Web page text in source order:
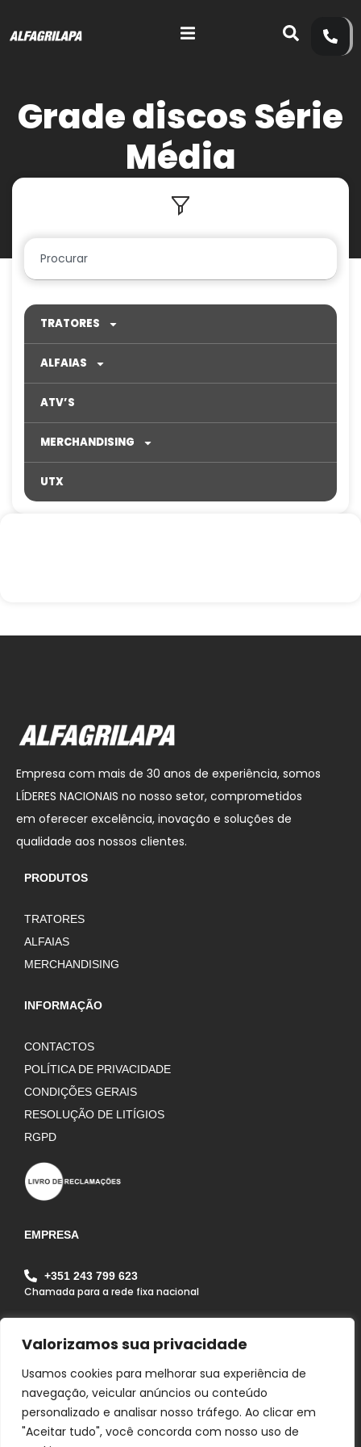
Valorizamos sua privacidade
Usamos cookies para melhorar sua experiência de
navegação, veicular anúncios ou conteúdo
personalizado e analisar nosso tráfego. Ao clicar em
"Aceitar tudo", você concorda com nosso uso de
Grade discos Série
Média
TRATORES
ALFAIAS
ATV’S
MERCHANDISING
UTX
Empresa com mais de 30 anos de experiência, somos
LÍDERES NACIONAIS no nosso setor, comprometidos
em oferecer excelência, inovação e soluções de
qualidade aos nossos clientes.
PRODUTOS
TRATORES
ALFAIAS
MERCHANDISING
INFORMAÇÃO
CONTACTOS
POLÍTICA DE PRIVACIDADE
CONDIÇÕES GERAIS
RESOLUÇÃO DE LITÍGIOS
RGPD
EMPRESA
+351 243 799 623
Chamada para a rede fixa nacional
Rua Pousio do João Maria, Zona Industrial da Lapa